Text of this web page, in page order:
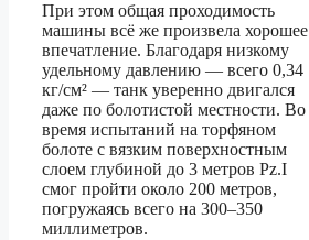
При этом общая проходимость
машины всё же произвела хорошее
впечатление. Благодаря низкому
удельному давлению — всего 0,34
кг/см² — танк уверенно двигался
даже по болотистой местности. Во
время испытаний на торфяном
болоте с вязким поверхностным
слоем глубиной до 3 метров Pz.I
смог пройти около 200 метров,
погружаясь всего на 300–350
миллиметров.